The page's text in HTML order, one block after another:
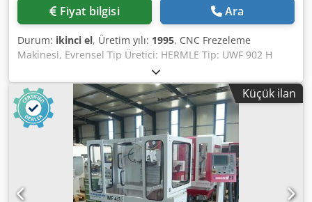
Fiyat bilgisi Ara
Durum: ikinci el, Üretim yılı: 1995, CNC Frezeleme
Makinesi, Evrensel Tip Üretici: HERMLE Tip: UWF 902 H
Üretim Yılı: 1995 Çalışma Saati: 46.680 Dcedpfx Aiev Rpr
Sopsk Kontrol Ünitesi: HEIDENHAIN TNC 426 Hareket
Menzili X/Y/Z: 600 x 450 x 500 mm Döner Tabla: 900 x 458
mm Renishaw 3D Prob Devir Aralığı: 20 ile 6.300
devir/dakika Takım Tutucu: SK 40 Soğutma Sıvısı Tankı
Tahrik Gücü: 8,6 kW Ağırlık (yaklaşık): 4.500 kg Makine
Boyutları (U x G x Y) (yaklaşık): 2.950 x 2.200 x 2.300 mm
Küçük ilan